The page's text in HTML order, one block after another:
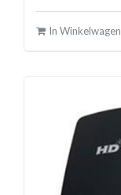
In Winkelwagen